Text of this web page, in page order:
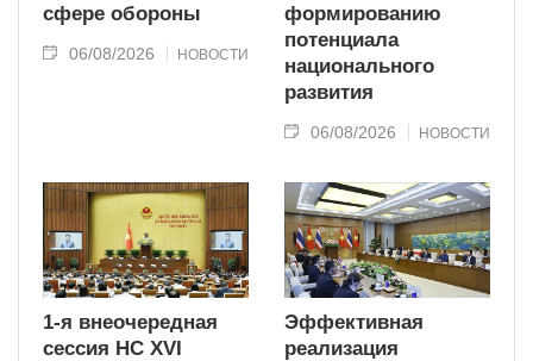
сфере обороны
06/08/2026 НОВОСТИ
формированию
потенциала
национального
развития
06/08/2026 НОВОСТИ
1-я внеочередная
сессия НС XVI
Эффективная
реализация